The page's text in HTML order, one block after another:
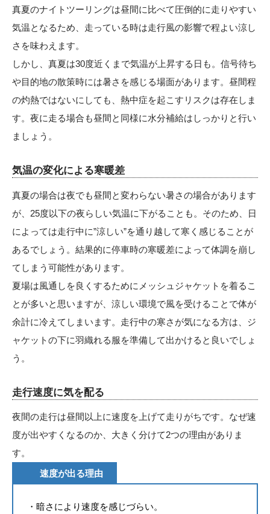
真夏のナイトツーリングは昼間に比べて圧倒的に走りやすい
気温となるため、走っている時は走行風の影響で程よい涼し
さを味わえます。
しかし、真夏は30度近くまで気温が上昇する日も。信号待ち
や目的地の散策時には暑さを感じる場面があります。昼間程
の灼熱ではないにしても、熱中症を起こすリスクは存在しま
す。夜に走る場合も昼間と同様に水分補給はしっかりと行い
ましょう。
気温の変化による寒暖差
真夏の場合は夜でも昼間と変わらない暑さの場合があります
が、25度以下の夜らしい気温に下がることも。そのため、日
によっては走行中に”涼しい”を通り越して寒く感じることが
あるでしょう。結果的に停車時の寒暖差によって体調を崩し
てしまう可能性があります。
夏場は風通しを良くするためにメッシュジャケットを着るこ
とが多いと思いますが、涼しい環境で風を受けることで体が
余計に冷えてしまいます。走行中の寒さが気になる方は、ジ
ャケットの下に羽織れる服を準備して出かけると良いでしょ
う。
走行速度に気を配る
夜間の走行は昼間以上に速度を上げて走りがちです。なぜ速
度が出やすくなるのか、大きく分けて2つの理由がありま
す。
速度が出る理由
・暗さにより速度を感じづらい。